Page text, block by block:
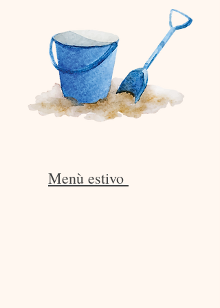
Menù estivo